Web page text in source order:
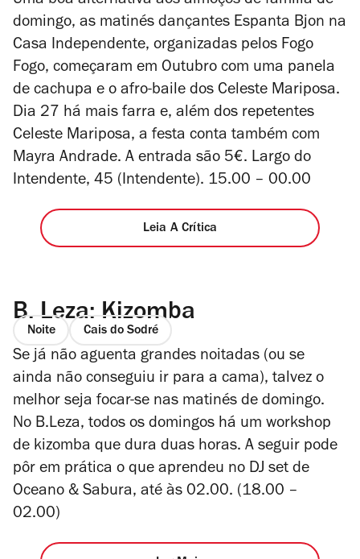
domingo, as matinés dançantes Espanta Bjon na
Casa Independente, organizadas pelos Fogo
Fogo, começaram em Outubro com uma panela
de cachupa e o afro-baile dos Celeste Mariposa.
Dia 27 há mais farra e, além dos repetentes
Celeste Mariposa, a festa conta também com
Mayra Andrade. A entrada são 5€. Largo do
Intendente, 45 (Intendente). 15.00 – 00.00
Leia A Crítica
B. Leza: Kizomba
Noite Cais do Sodré
Se já não aguenta grandes noitadas (ou se
ainda não conseguiu ir para a cama), talvez o
melhor seja focar-se nas matinés de domingo.
No B.Leza, todos os domingos há um workshop
de kizomba que dura duas horas. A seguir pode
pôr em prática o que aprendeu no DJ set de
Oceano & Sabura, até às 02.00. (18.00 –
02.00)